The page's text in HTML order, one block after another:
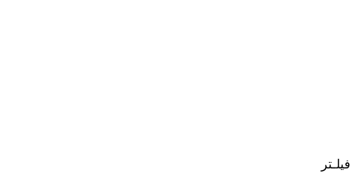
فیلـتر